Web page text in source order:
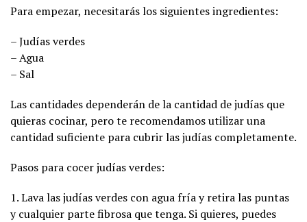
Para empezar, necesitarás los siguientes ingredientes:
– Judías verdes
– Agua
– Sal
Las cantidades dependerán de la cantidad de judías que
quieras cocinar, pero te recomendamos utilizar una
cantidad suficiente para cubrir las judías completamente.
Pasos para cocer judías verdes:
1. Lava las judías verdes con agua fría y retira las puntas
y cualquier parte fibrosa que tenga. Si quieres, puedes